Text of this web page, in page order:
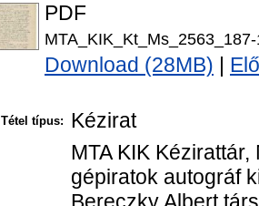
PDF
Download (28MB)
Tétel típus: Kézirat
MTA KIK
gépiratok autográf